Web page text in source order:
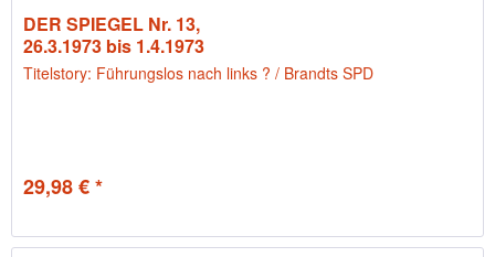
DER SPIEGEL Nr. 13,
26.3.1973 bis 1.4.1973
Titelstory: Führungslos nach links ? / Brandts SPD
29,98 € *